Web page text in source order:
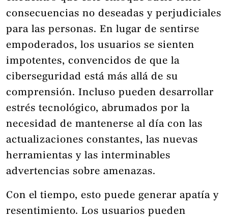
consecuencias no deseadas y perjudiciales
para las personas. En lugar de sentirse
empoderados, los usuarios se sienten
impotentes, convencidos de que la
ciberseguridad está más allá de su
comprensión. Incluso pueden desarrollar
estrés tecnológico, abrumados por la
necesidad de mantenerse al día con las
actualizaciones constantes, las nuevas
herramientas y las interminables
advertencias sobre amenazas.
Con el tiempo, esto puede generar apatía y
resentimiento. Los usuarios pueden